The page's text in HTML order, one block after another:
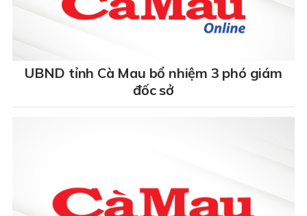
UBND tỉnh Cà Mau bổ nhiệm 3 phó giám
đốc sở